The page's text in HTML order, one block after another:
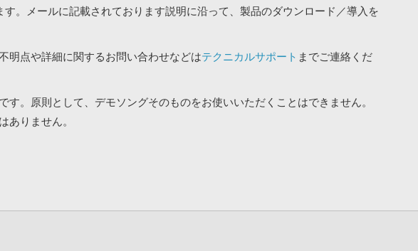
。メールに記載されております説明に沿って、製品のダウンロード／導入を
明点や詳細に関するお問い合わせなどはテクニカルサポート までご連絡くだ
。原則として、デモソングそのものをお使いいただくことはできません。
りません。